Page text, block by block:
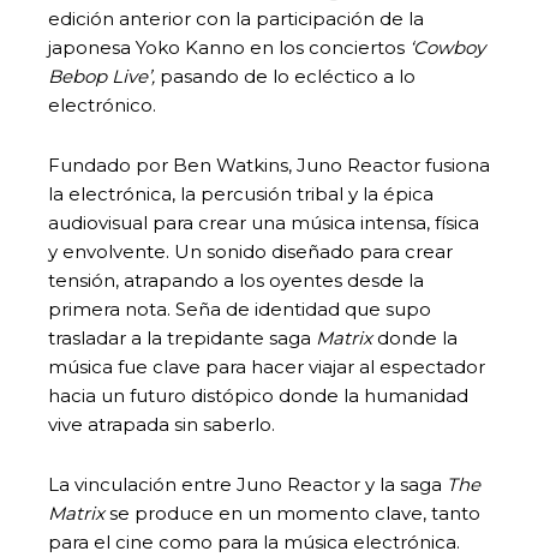
edición anterior con la participación de la
japonesa Yoko Kanno en los conciertos ‘Cowboy
Bebop Live’, pasando de lo ecléctico a lo
electrónico.
Fundado por Ben Watkins, Juno Reactor fusiona
la electrónica, la percusión tribal y la épica
audiovisual para crear una música intensa, física
y envolvente. Un sonido diseñado para crear
tensión, atrapando a los oyentes desde la
primera nota. Seña de identidad que supo
trasladar a la trepidante saga Matrixdonde la
música fue clave para hacer viajar al espectador
hacia un futuro distópico donde la humanidad
vive atrapada sin saberlo.
La vinculación entre Juno Reactor y la saga The
Matrixse produce en un momento clave, tanto
para el cine como para la música electrónica.